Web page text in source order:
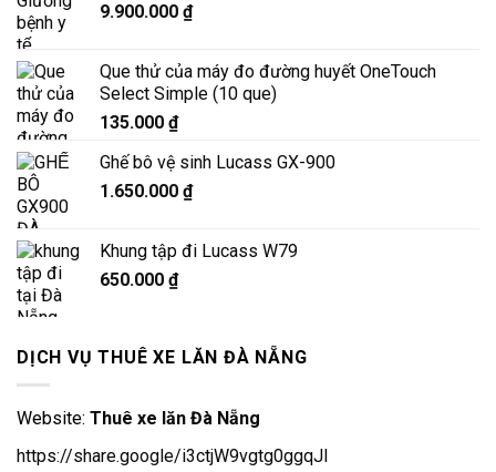
9.900.000 ₫
Que thử của máy đo đường huyết OneTouch
Select Simple (10 que)
135.000 ₫
Ghế bô vệ sinh Lucass GX-900
1.650.000 ₫
Khung tập đi Lucass W79
650.000 ₫
DỊCH VỤ THUÊ XE LĂN ĐÀ NẴNG
Website: Thuê xe lăn Đà Nẵng
https://share.google/i3ctjW9vgtg0ggqJl